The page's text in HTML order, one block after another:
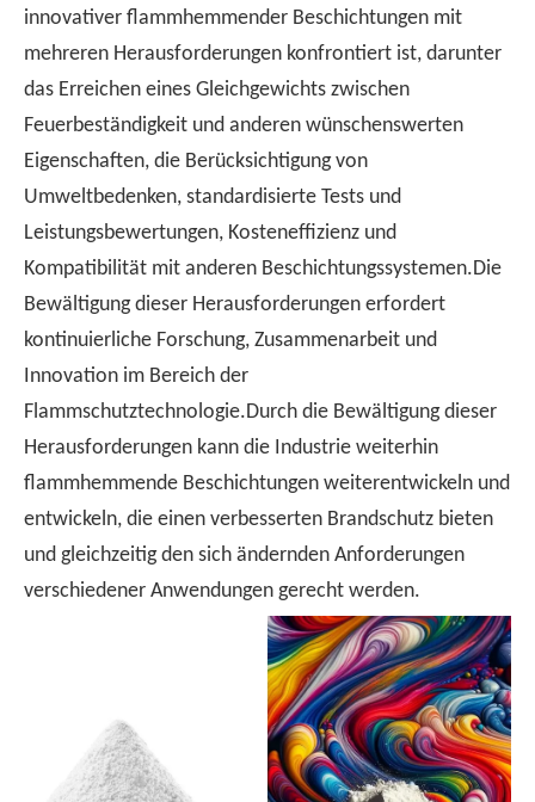
innovativer flammhemmender Beschichtungen mit
mehreren Herausforderungen konfrontiert ist, darunter
das Erreichen eines Gleichgewichts zwischen
Feuerbeständigkeit und anderen wünschenswerten
Eigenschaften, die Berücksichtigung von
Umweltbedenken, standardisierte Tests und
Leistungsbewertungen, Kosteneffizienz und
Kompatibilität mit anderen Beschichtungssystemen.Die
Bewältigung dieser Herausforderungen erfordert
kontinuierliche Forschung, Zusammenarbeit und
Innovation im Bereich der
Flammschutztechnologie.Durch die Bewältigung dieser
Herausforderungen kann die Industrie weiterhin
flammhemmende Beschichtungen weiterentwickeln und
entwickeln, die einen verbesserten Brandschutz bieten
und gleichzeitig den sich ändernden Anforderungen
verschiedener Anwendungen gerecht werden.